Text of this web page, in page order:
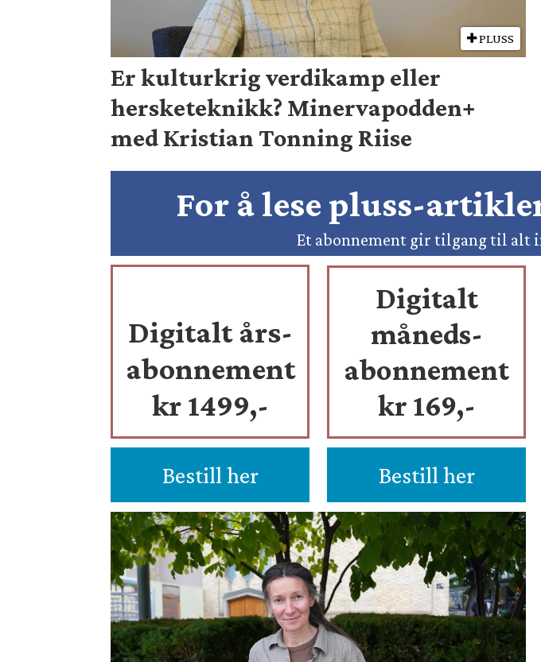
PLUSS
Er kulturkrig verdikamp eller
hersketeknikk? Minervapodden+
med Kristian Tonning Riise
For å lese pluss-
Et abonnement gir tilgang til alt
Digitalt års-
abonnement
kr 1499,-
Bestill her
Digitalt
måneds-
abonnement
kr 169,-
Bestill her